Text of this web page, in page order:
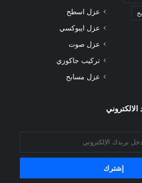
عزل اسطح
عزل ايبوكسي
عزل صوت
تركيب جاكوزي
عزل مسابح